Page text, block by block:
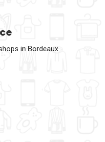
in Bordeaux